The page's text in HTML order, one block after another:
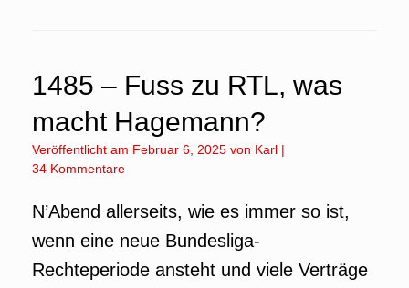
1485 – Fuss zu RTL, was
macht Hagemann?
Veröffentlicht am Februar 6, 2025 von Karl |
34 Kommentare
N’Abend allerseits, wie es immer so ist,
wenn eine neue Bundesliga-
Rechteperiode ansteht und viele Verträge